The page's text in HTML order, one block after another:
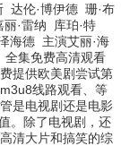
达伦·博伊德 珊·布
丽·雷纳
库珀·特
海德 主演艾丽·海
全集免费高清观看
提供欧美剧尝试第
线路观看、等
是电视剧还是电影
。除了电视剧，还
清大片和搞笑的综